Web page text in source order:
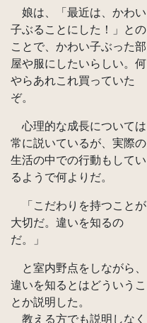
娘は、「最近は、かわい
子ぶることにした！」との
ことで、かわい子ぶった部
屋や服にしたいらしい。何
やらあれこれ買っていた
ぞ。
心理的な成長については
常に説いているが、実際の
生活の中での行動もしてい
るようで何よりだ。
「こだわりを持つことが
大切だ。違いを知るの
だ。」
と室内野点をしながら、
違いを知るとはどういうこ
とか説明した。
教える方でも説明しなく